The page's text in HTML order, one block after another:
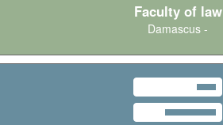
Faculty of law
Damascus -